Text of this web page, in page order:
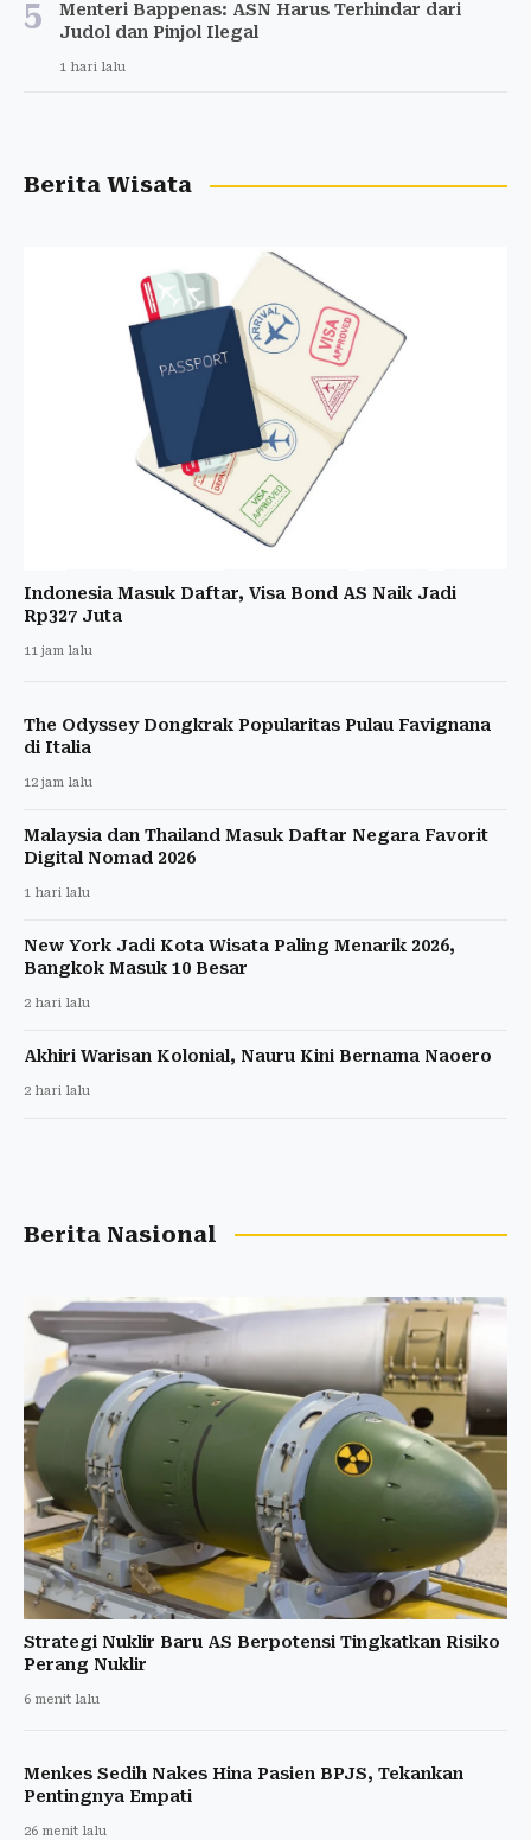
5
Menteri Bappenas: ASN Harus Terhindar dari
Judol dan Pinjol Ilegal
1 hari lalu
Berita Wisata
Indonesia Masuk Daftar, Visa Bond AS Naik Jadi
Rp327 Juta
11 jam lalu
The Odyssey Dongkrak Popularitas Pulau Favignana
di Italia
12 jam lalu
Malaysia dan Thailand Masuk Daftar Negara Favorit
Digital Nomad 2026
1 hari lalu
New York Jadi Kota Wisata Paling Menarik 2026,
Bangkok Masuk 10 Besar
2 hari lalu
Akhiri Warisan Kolonial, Nauru Kini Bernama Naoero
2 hari lalu
Berita Nasional
Strategi Nuklir Baru AS Berpotensi Tingkatkan Risiko
Perang Nuklir
6 menit lalu
Menkes Sedih Nakes Hina Pasien BPJS, Tekankan
Pentingnya Empati
26 menit lalu